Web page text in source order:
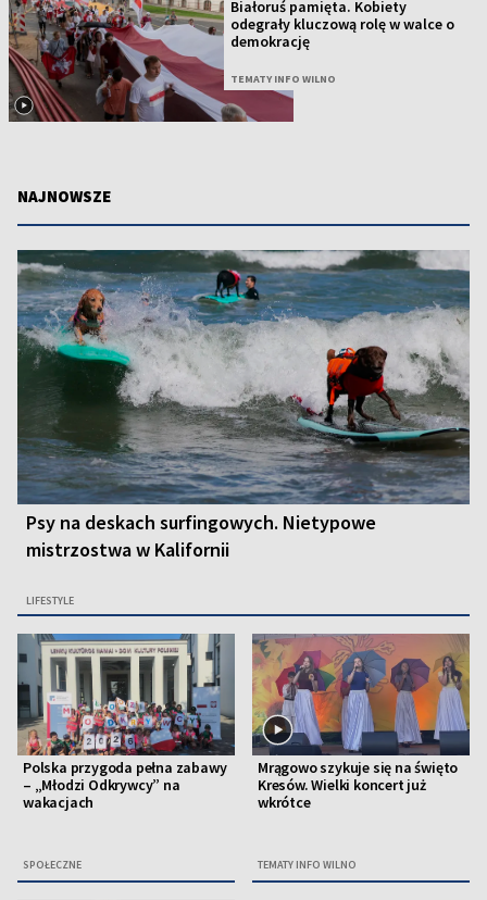
Białoruś pamięta. Kobiety
odegrały kluczową rolę w walce o
demokrację
TEMATY INFO WILNO
NAJNOWSZE
Psy na deskach surfingowych. Nietypowe
mistrzostwa w Kalifornii
LIFESTYLE
Polska przygoda pełna zabawy
– „Młodzi Odkrywcy” na
wakacjach
SPOŁECZNE
Mrągowo szykuje się na święto
Kresów. Wielki koncert już
wkrótce
TEMATY INFO WILNO